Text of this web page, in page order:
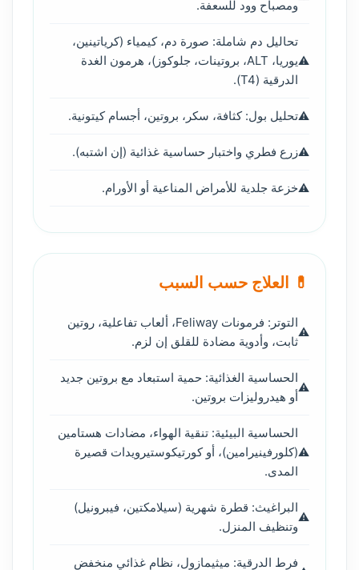
ومصباح وود للسعفة.
تحاليل دم شاملة: صورة دم، كيمياء (كرياتينين،
يوريا، ALT، بروتينات، جلوكوز)، هرمون الغدة
الدرقية (T4).
تحليل بول: كثافة، سكر، بروتين، أجسام كيتونية.
زرع فطري واختبار حساسية غذائية (إن اشتبه).
خزعة جلدية للأمراض المناعية أو الأورام.
💊 العلاج حسب السبب
التوتر: فرمونات Feliway، ألعاب تفاعلية، روتين
ثابت، وأدوية مضادة للقلق إن لزم.
الحساسية الغذائية: حمية استبعاد مع بروتين جديد
أو هيدروليزات بروتين.
الحساسية البيئية: تنقية الهواء، مضادات هستامين
(كلورفينيرامين)، أو كورتيكوستيرويدات قصيرة
المدى.
البراغيث: قطرة شهرية (سيلامكتين، فيبرونيل)
وتنظيف المنزل.
فرط الدرقية: ميثيمازول، نظام غذائي منخفض